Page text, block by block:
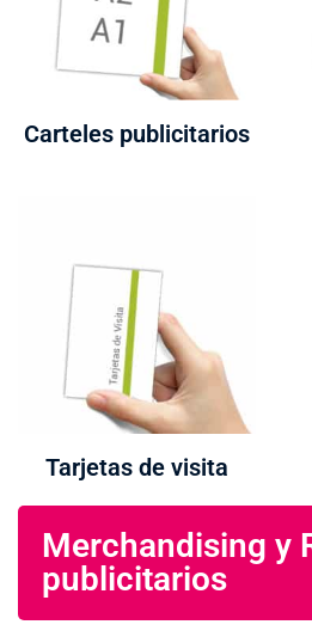
Carteles publicitarios
Tarjetas de visita
Merchandising y
publicitarios